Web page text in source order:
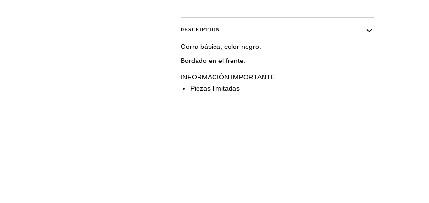
DESCRIPTION
Gorra básica, color negro.
Bordado en el frente.
INFORMACIÓN IMPORTANTE
Piezas limitadas